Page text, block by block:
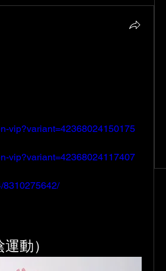
vip?variant=42368024150175
vip?variant=42368024117407
8310275642/
動）